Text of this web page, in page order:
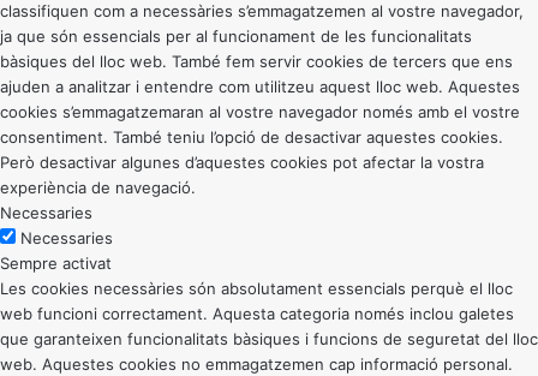
classifiquen com a necessàries s’emmagatzemen al vostre navegador,
ja que són essencials per al funcionament de les funcionalitats
bàsiques del lloc web. També fem servir cookies de tercers que ens
ajuden a analitzar i entendre com utilitzeu aquest lloc web. Aquestes
cookies s’emmagatzemaran al vostre navegador només amb el vostre
consentiment. També teniu l’opció de desactivar aquestes cookies.
Però desactivar algunes d’aquestes cookies pot afectar la vostra
experiència de navegació.
Necessaries
Necessaries
Sempre activat
Les cookies necessàries són absolutament essencials perquè el lloc
web funcioni correctament. Aquesta categoria només inclou galetes
que garanteixen funcionalitats bàsiques i funcions de seguretat del lloc
web. Aquestes cookies no emmagatzemen cap informació personal.